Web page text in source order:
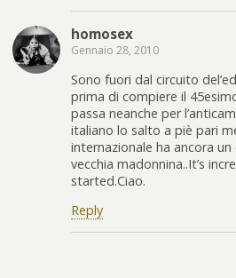
homosex
Gennaio 28, 2010
Sono fuori dal circuito
prima di compiere il
passa neanche per
italiano lo salto a piè pari
internazionale ha ancora
vecchia madonnina..It’s
started.Ciao.
Reply